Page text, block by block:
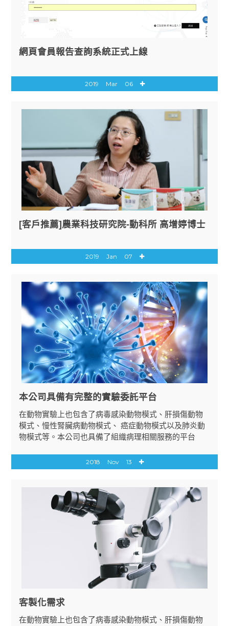
網頁會員報告查詢系統正式上線
2019 Mar 06
[客戶推薦]農業科技研究院-動科所 高增婷博士
2019 Jan 07
本公司具備有完整的實驗委託平台
在動物實驗上也包含了病毒感染動物模式、肝損傷動物
模式、慢性腎臟病動物模式、 癌症動物模式以及肺炎動
物模式等。本公司也具備了組織病理相關服務的平台
2018 Nov 13
客製化需求
在動物實驗上也包含了病毒感染動物模式、肝損傷動物